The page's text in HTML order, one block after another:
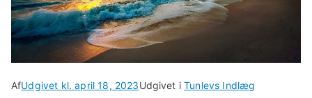
AfUdgivet kl.april 18, 2023Udgivet iTunlevs Indlæg